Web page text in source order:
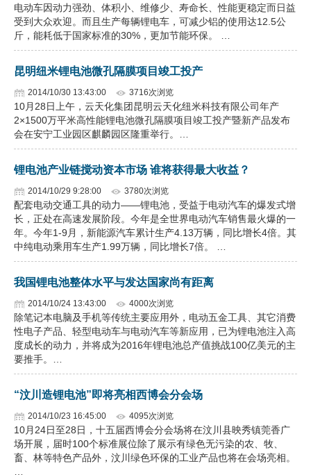
数字报
电动车因动力强劲、体积小、维修少、寿命长、性能更稳定而日益
受到大众欢迎。而且生产每辆锂电车，可减少铝的使用达12.5公
斤，能耗低于国家标准的30%，更加节能环保。 …
昆明纽米锂电池微孔隔膜项目竣工投产
2014/10/30 13:43:00 3716次浏览
10月28日上午，云天化集团昆明云天化纽米科技有限公司年产
2×1500万平米高性能锂电池微孔隔膜项目竣工投产暨新产品发布
会在安宁工业园区麒麟园区隆重举行。…
锂电池产业链搅动资本市场 谁将获得最大收益？
2014/10/29 9:28:00 3780次浏览
配套电动交通工具的动力——锂电池，受益于电动汽车的爆发式增
长，正处在高速发展阶段。今年是全世界电动汽车销售最火爆的一
年。今年1-9月，新能源汽车累计生产4.13万辆，同比增长4倍。其
中纯电动乘用车生产1.99万辆，同比增长7倍。 …
我国锂电池整体水平与发达国家尚有距离
2014/10/24 13:43:00 4000次浏览
除笔记本电脑及手机等传统主要应用外，电动五金工具、其它消费
性电子产品、轻型电动车与电动汽车等新应用，已为锂电池注入高
度成长的动力，并将成为2016年锂电池总产值挑战100亿美元的主
要推手。…
“汶川造锂电池”即将亮相西博会分会场
2014/10/23 16:45:00 4095次浏览
10月24日至28日，十五届西博会分会场将在汶川县映秀镇莞香广
场开展，届时100个标准展位除了展示有绿色无污染的农、牧、
畜、林等特色产品外，汶川绿色环保的工业产品也将在会场亮相。